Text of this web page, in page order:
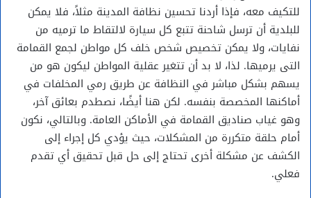
للتكيف معه، فإذا أردنا تحسين نظافة المدينة مثلاً، فلا يمكن
للبلدية أن ترسل شاحنة تتبع كل سيارة لالتقاط ما ترميه من
نفايات، ولا يمكن تخصيص شخص خلف كل مواطن لجمع القمامة
التى يرميها. لذا، لا بد أن تتغير عقلية المواطن ليكون هو من
يسهم بشكل مباشر في النظافة عن طريق رمي المخلفات في
أماكنها المخصصة بنفسه. لكن هنا أيضًا، نصطدم بعائق آخر،
وهو غياب صناديق القمامة في الأماكن العامة. وبالتالي، نكون
أمام حلقة متكررة من المشكلات، حيث يؤدي كل إجراء إلى
الكشف عن مشكلة أخرى تحتاج إلى حل قبل تحقيق أي تقدم
فعلي.